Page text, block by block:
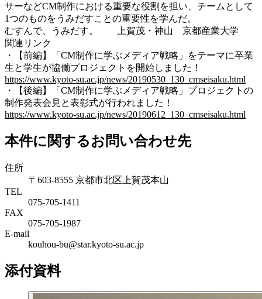
サーなどCM制作における重要な役割を担い、チームとして
1つのものをうみだすことの重要性を学んだ。
むすんで、うみだす。 上賀茂・神山 京都産業大学
関連リンク
・【前編】「CM制作に学ぶメディア戦略」をテーマに卒業
生と学生が協働プロジェクトを開始しました！
https://www.kyoto-su.ac.jp/news/20190530_130_cmseisaku.html
・【後編】「CM制作に学ぶメディア戦略」プロジェクトの
制作発表会見と表彰式が行われました！
https://www.kyoto-su.ac.jp/news/20190612_130_cmseisaku.html
本件に関するお問い合わせ先
住所
〒603-8555 京都市北区上賀茂本山
TEL
075-705-1411
FAX
075-705-1987
E-mail
kouhou-bu@star.kyoto-su.ac.jp
添付資料